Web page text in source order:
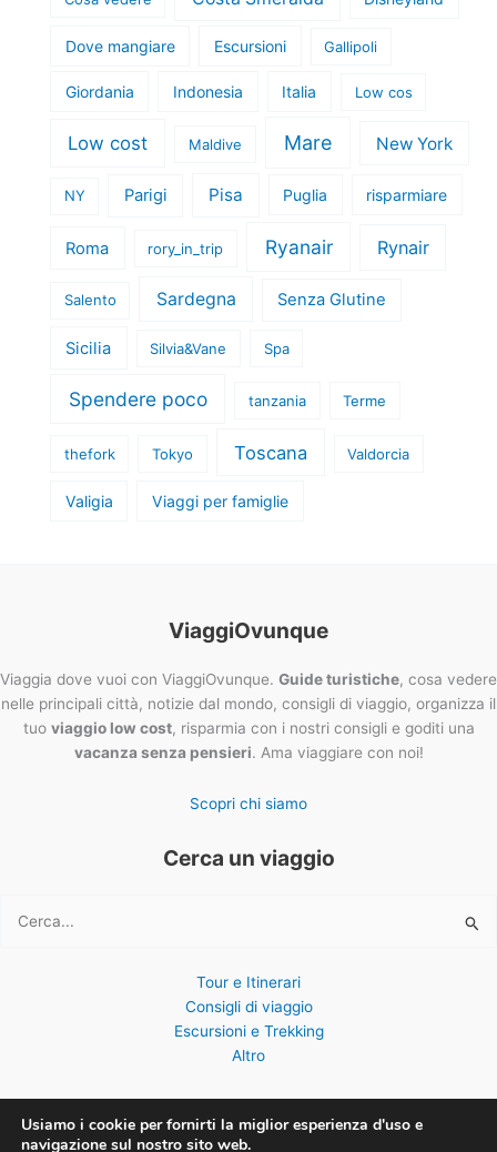
Dove mangiare Escursioni Gallipoli
Giordania Indonesia Italia Low cos
Low cost Maldive Mare New York
NY Parigi Pisa Puglia risparmiare
Roma rory_in_trip Ryanair Rynair
Salento Sardegna Senza Glutine
Sicilia Silvia&Vane Spa
Spendere poco tanzania Terme
thefork Tokyo Toscana Valdorcia
Valigia Viaggi per famiglie
ViaggiOvunque
Viaggia dove vuoi con ViaggiOvunque. Guide turistiche, cosa vedere
nelle principali città, notizie dal mondo, consigli di viaggio, organizza il
tuo viaggio low cost, risparmia con i nostri consigli e goditi una
vacanza senza pensieri. Ama viaggiare con noi!
Scopri chi siamo
Cerca un viaggio
Cerca:
Tour e Itinerari
Consigli di viaggio
Escursioni e Trekking
Altro
Usiamo i cookie per fornirti la miglior esperienza d'uso e
navigazione sul nostro sito web.